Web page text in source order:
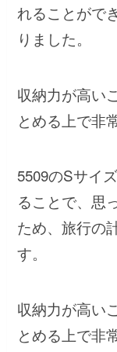
れることがで
りました。
収納力が高い
とめる上で非
5509のSサイ
ることで、思
ため、旅行の
す。
収納力が高い
とめる上で非